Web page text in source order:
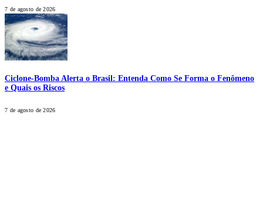
7 de agosto de 2026
Ciclone-Bomba Alerta o Brasil: Entenda Como Se Forma o Fenômeno
e Quais os Riscos
7 de agosto de 2026